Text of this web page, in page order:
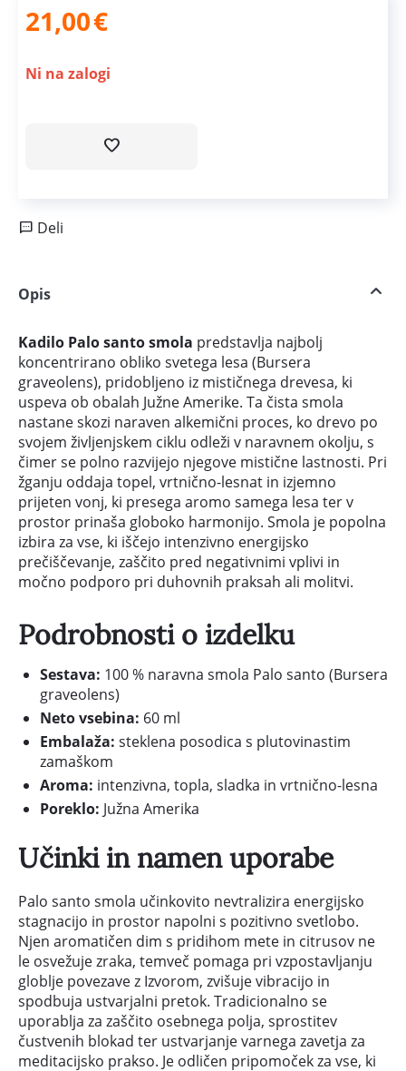
21,00€
Ni na zalogi
Deli
Opis
Kadilo Palo santo smola predstavlja najbolj
koncentrirano obliko svetega lesa (Bursera
graveolens), pridobljeno iz mističnega drevesa, ki
uspeva ob obalah Južne Amerike. Ta čista smola
nastane skozi naraven alkemični proces, ko drevo po
svojem življenjskem ciklu odleži v naravnem okolju, s
čimer se polno razvijejo njegove mistične lastnosti. Pri
žganju oddaja topel, vrtnično-lesnat in izjemno
prijeten vonj, ki presega aromo samega lesa ter v
prostor prinaša globoko harmonijo. Smola je popolna
izbira za vse, ki iščejo intenzivno energijsko
prečiščevanje, zaščito pred negativnimi vplivi in
močno podporo pri duhovnih praksah ali molitvi.
Podrobnosti o izdelku
Sestava: 100 % naravna smola Palo santo (Bursera
graveolens)
Neto vsebina: 60 ml
Embalaža: steklena posodica s plutovinastim
zamaškom
Aroma: intenzivna, topla, sladka in vrtnično-lesna
Poreklo: Južna Amerika
Učinki in namen uporabe
Palo santo smola učinkovito nevtralizira energijsko
stagnacijo in prostor napolni s pozitivno svetlobo.
Njen aromatičen dim s pridihom mete in citrusov ne
le osvežuje zraka, temveč pomaga pri vzpostavljanju
globlje povezave z Izvorom, zvišuje vibracijo in
spodbuja ustvarjalni pretok. Tradicionalno se
uporablja za zaščito osebnega polja, sprostitev
čustvenih blokad ter ustvarjanje varnega zavetja za
meditacijsko prakso. Je odličen pripomoček za vse, ki